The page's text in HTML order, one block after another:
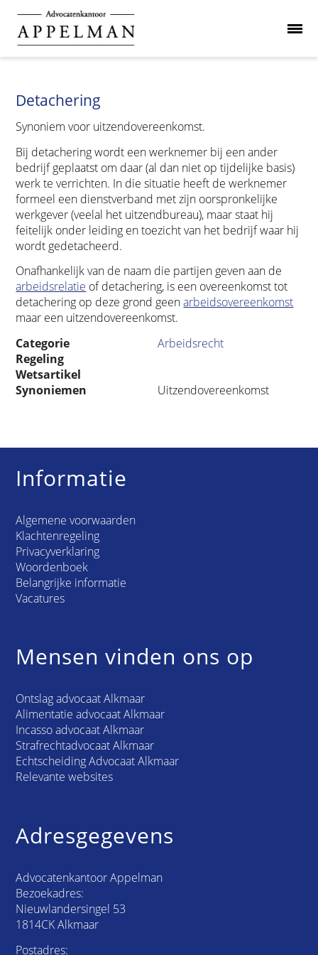
Detachering
Synoniem voor uitzendovereenkomst.
Bij detachering wordt een werknemer bij een ander
bedrijf geplaatst om daar (al dan niet op tijdelijke basis)
werk te verrichten. In die situatie heeft de werknemer
formeel een dienstverband met zijn oorspronkelijke
werkgever (veelal het uitzendbureau), maar staat hij
feitelijk onder leiding en toezicht van het bedrijf waar hij
wordt gedetacheerd.
Onafhankelijk van de naam die partijen geven aan de
arbeidsrelatie of detachering, is een overeenkomst tot
detachering op deze grond geenarbeidsovereenkomst
maar een uitzendovereenkomst.
Categorie
Arbeidsrecht
Regeling
Wetsartikel
Synoniemen
Uitzendovereenkomst
Informatie
Algemene voorwaarden
Klachtenregeling
Privacyverklaring
Woordenboek
Belangrijke informatie
Vacatures
Mensen vinden ons op
Ontslag advocaat Alkmaar
Alimentatie advocaat Alkmaar
Incasso advocaat Alkmaar
Strafrechtadvocaat Alkmaar
Echtscheiding Advocaat Alkmaar
Relevante websites
Adresgegevens
Advocatenkantoor Appelman
Bezoekadres:
Nieuwlandersingel 53
1814CK Alkmaar
Postadres: